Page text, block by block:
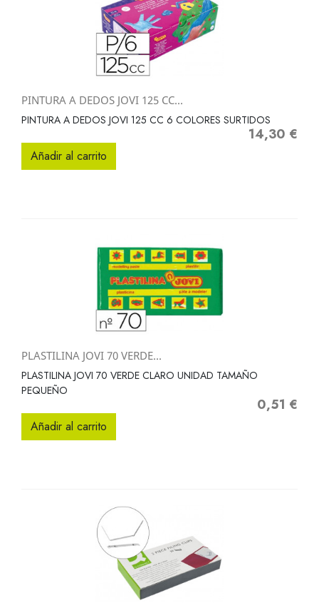
PINTURA A DEDOS JOVI 125 CC...
PINTURA A DEDOS JOVI 125 CC 6 COLORES SURTIDOS
Precio
14,30 €
Añadir al carrito
PLASTILINA JOVI 70 VERDE...
PLASTILINA JOVI 70 VERDE CLARO UNIDAD TAMAÑO
PEQUEÑO
Precio
0,51 €
Añadir al carrito